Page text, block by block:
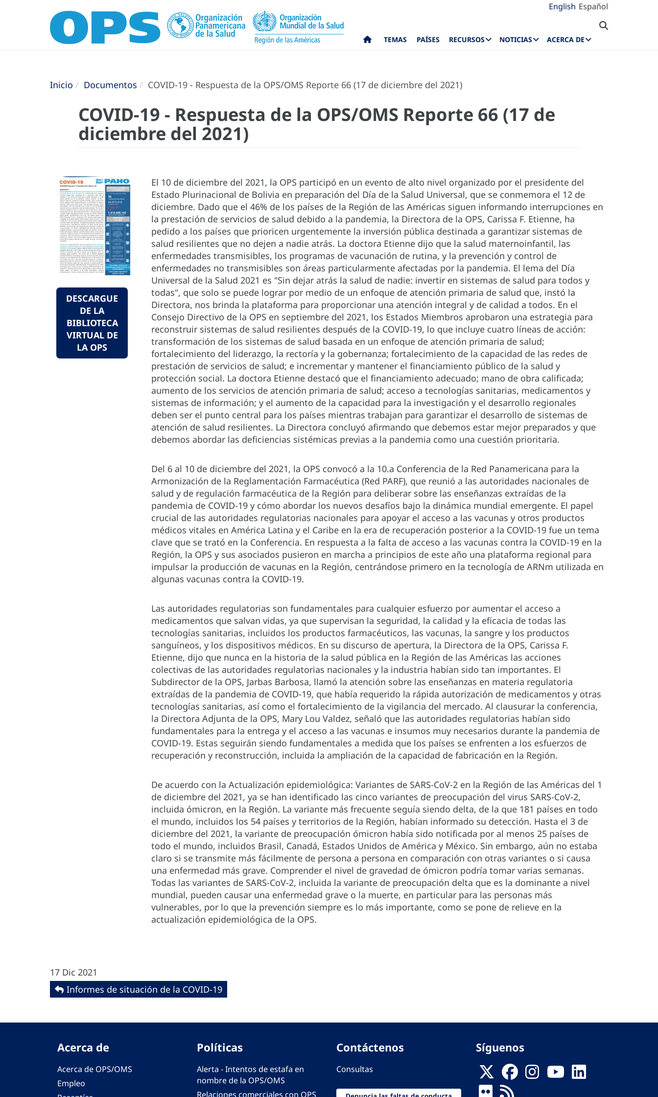
English Español
TEMAS PAÍSES RECURSOS NOTICIAS ACERCA DE
Inicio Documentos COVID-19 - Respuesta de la OPS/OMS Reporte 66 (17 de diciembre del 2021)
COVID-19 - Respuesta de la OPS/OMS Reporte 66 (17 de
diciembre del 2021)
DESCARGUE
DE LA
BIBLIOTECA
VIRTUAL DE
LA OPS
El 10 de diciembre del 2021, la OPS participó en un evento de alto nivel organizado por el presidente del
Estado Plurinacional de Bolivia en preparación del Día de la Salud Universal, que se conmemora el 12 de
diciembre. Dado que el 46% de los países de la Región de las Américas siguen informando interrupciones en
la prestación de servicios de salud debido a la pandemia, la Directora de la OPS, Carissa F. Etienne, ha
pedido a los países que prioricen urgentemente la inversión pública destinada a garantizar sistemas de
salud resilientes que no dejen a nadie atrás. La doctora Etienne dijo que la salud maternoinfantil, las
enfermedades transmisibles, los programas de vacunación de rutina, y la prevención y control de
enfermedades no transmisibles son áreas particularmente afectadas por la pandemia. El lema del Día
Universal de la Salud 2021 es "Sin dejar atrás la salud de nadie: invertir en sistemas de salud para todos y
todas", que solo se puede lograr por medio de un enfoque de atención primaria de salud que, instó la
Directora, nos brinda la plataforma para proporcionar una atención integral y de calidad a todos. En el
Consejo Directivo de la OPS en septiembre del 2021, los Estados Miembros aprobaron una estrategia para
reconstruir sistemas de salud resilientes después de la COVID-19, lo que incluye cuatro líneas de acción:
transformación de los sistemas de salud basada en un enfoque de atención primaria de salud;
fortalecimiento del liderazgo, la rectoría y la gobernanza; fortalecimiento de la capacidad de las redes de
prestación de servicios de salud; e incrementar y mantener el financiamiento público de la salud y
protección social. La doctora Etienne destacó que el financiamiento adecuado; mano de obra calificada;
aumento de los servicios de atención primaria de salud; acceso a tecnologías sanitarias, medicamentos y
sistemas de información; y el aumento de la capacidad para la investigación y el desarrollo regionales
deben ser el punto central para los países mientras trabajan para garantizar el desarrollo de sistemas de
atención de salud resilientes. La Directora concluyó afirmando que debemos estar mejor preparados y que
debemos abordar las deficiencias sistémicas previas a la pandemia como una cuestión prioritaria.
Del 6 al 10 de diciembre del 2021, la OPS convocó a la 10.a Conferencia de la Red Panamericana para la
Armonización de la Reglamentación Farmacéutica (Red PARF), que reunió a las autoridades nacionales de
salud y de regulación farmacéutica de la Región para deliberar sobre las enseñanzas extraídas de la
pandemia de COVID-19 y cómo abordar los nuevos desafíos bajo la dinámica mundial emergente. El papel
crucial de las autoridades regulatorias nacionales para apoyar el acceso a las vacunas y otros productos
médicos vitales en América Latina y el Caribe en la era de recuperación posterior a la COVID-19 fue un tema
clave que se trató en la Conferencia. En respuesta a la falta de acceso a las vacunas contra la COVID-19 en la
Región, la OPS y sus asociados pusieron en marcha a principios de este año una plataforma regional para
impulsar la producción de vacunas en la Región, centrándose primero en la tecnología de ARNm utilizada en
algunas vacunas contra la COVID-19.
Las autoridades regulatorias son fundamentales para cualquier esfuerzo por aumentar el acceso a
medicamentos que salvan vidas, ya que supervisan la seguridad, la calidad y la eficacia de todas las
tecnologías sanitarias, incluidos los productos farmacéuticos, las vacunas, la sangre y los productos
sanguíneos, y los dispositivos médicos. En su discurso de apertura, la Directora de la OPS, Carissa F.
Etienne, dijo que nunca en la historia de la salud pública en la Región de las Américas las acciones
colectivas de las autoridades regulatorias nacionales y la industria habían sido tan importantes. El
Subdirector de la OPS, Jarbas Barbosa, llamó la atención sobre las enseñanzas en materia regulatoria
extraídas de la pandemia de COVID-19, que había requerido la rápida autorización de medicamentos y otras
tecnologías sanitarias, así como el fortalecimiento de la vigilancia del mercado. Al clausurar la conferencia,
la Directora Adjunta de la OPS, Mary Lou Valdez, señaló que las autoridades regulatorias habían sido
fundamentales para la entrega y el acceso a las vacunas e insumos muy necesarios durante la pandemia de
COVID-19. Estas seguirán siendo fundamentales a medida que los países se enfrenten a los esfuerzos de
recuperación y reconstrucción, incluida la ampliación de la capacidad de fabricación en la Región.
De acuerdo con la Actualización epidemiológica: Variantes de SARS-CoV-2 en la Región de las Américas del 1
de diciembre del 2021, ya se han identificado las cinco variantes de preocupación del virus SARS-CoV-2,
incluida ómicron, en la Región. La variante más frecuente seguía siendo delta, de la que 181 países en todo
el mundo, incluidos los 54 países y territorios de la Región, habían informado su detección. Hasta el 3 de
diciembre del 2021, la variante de preocupación ómicron había sido notificada por al menos 25 países de
todo el mundo, incluidos Brasil, Canadá, Estados Unidos de América y México. Sin embargo, aún no estaba
claro si se transmite más fácilmente de persona a persona en comparación con otras variantes o si causa
una enfermedad más grave. Comprender el nivel de gravedad de ómicron podría tomar varias semanas.
Todas las variantes de SARS-CoV-2, incluida la variante de preocupación delta que es la dominante a nivel
mundial, pueden causar una enfermedad grave o la muerte, en particular para las personas más
vulnerables, por lo que la prevención siempre es lo más importante, como se pone de relieve en la
actualización epidemiológica de la OPS.
17 Dic 2021
Informes de situación de la COVID-19
Acerca de
Acerca de OPS/OMS
Empleo
Políticas
Alerta - Intentos de estafa en
nombre de la OPS/OMS
Relaciones comerciales con OPS
Contáctenos
Consultas
Síguenos